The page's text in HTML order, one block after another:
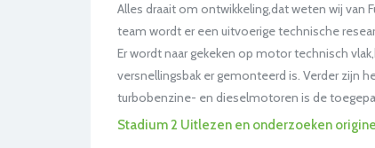
Alles draait om ontwikkeling,dat weten wij van
team wordt er een uitvoerige technische
Er wordt naar gekeken op motor technisch
versnellingsbak er gemonteerd is. Verder zijn
turbobenzine- en dieselmotoren is de
Stadium 2 Uitlezen en onderzoeken